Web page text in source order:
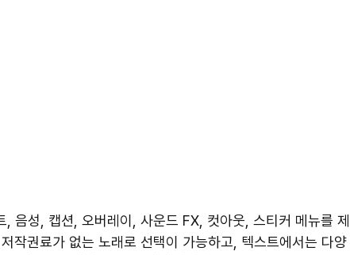
음성, 캡션, 오버레이, 사운드 FX, 컷아웃, 스티커 메뉴를 제
작권료가 없는 노래로 선택이 가능하고, 텍스트에서는 다양